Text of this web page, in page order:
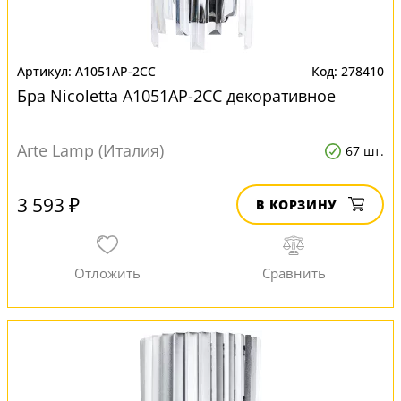
A1051AP-2CC 278410
Бра Nicoletta A1051AP-2CC декоративное
Arte Lamp (Италия) 67 шт.
3 593 ₽ В КОРЗИНУ